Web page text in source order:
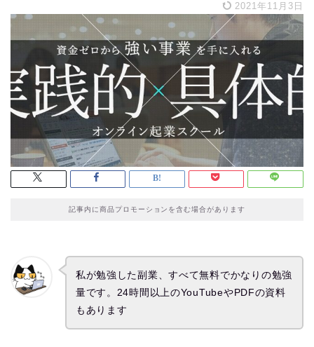
2021年11月3日
記事内に商品プロモーションを含む場合があります
私が勉強した副業、すべて無料でかなりの勉強
量です。24時間以上のYouTubeやPDFの資料
もあります